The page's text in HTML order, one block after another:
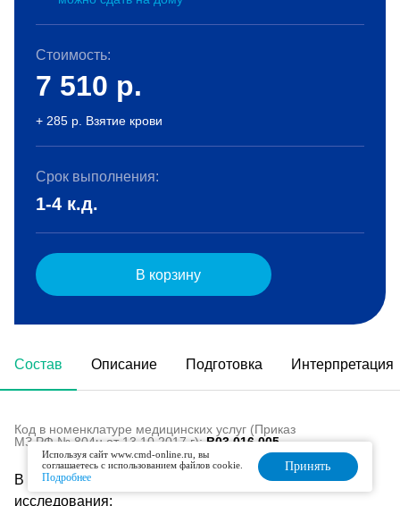
Состав Описание Подготовка Интерпретация
Код в номенклатуре медицинских услуг (Приказ
МЗ РФ № 804н от 13.10.2017 г):B03.016.005
В состав данного комплекса входят следующие
исследования:
Стоимость:
7 510 р.
+ 285 р. Взятие крови
Срок выполнения:
1-4 к.д.
В корзину
Используя сайт www.cmd-online.ru, вы
соглашаетесь с использованием файлов cookie.
Подробнее
Принять